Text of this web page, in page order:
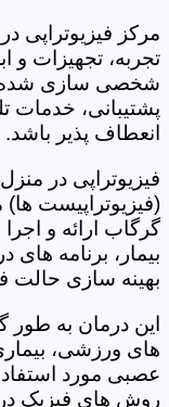
مرکز فیزیوتراپی
تجربه، تجهیزات و
شخصی سازی شده،
پشتیبانی،
انعطاف پذیر باشد.
فیزیوتراپی در
(فیزیوتراپیست ها)
گرگاب ارائه و
بیمار، برنامه
بهینه سازی حالت
این درمان به
های ورزشی،
عصبی مورد
روش های فیزیک